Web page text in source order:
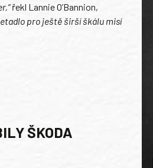
řekl Lannie O’Bannion,
pro ještě širší škálu misí
ŠKODA